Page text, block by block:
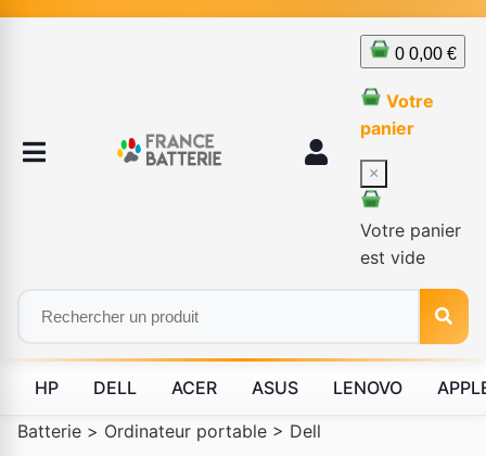
0 0,00 €
Votre
panier
×
Votre panier
est vide
HP DELL ACER ASUS LENOVO
Batterie > Ordinateur portable > Dell